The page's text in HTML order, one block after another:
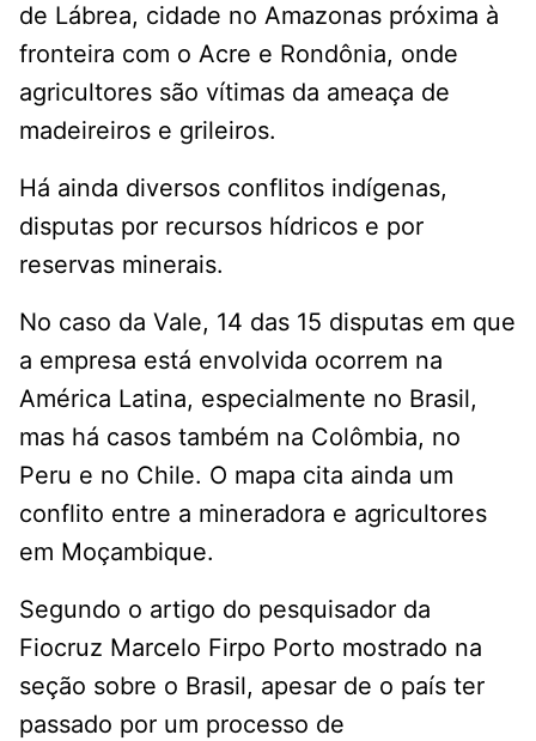
de Lábrea, cidade no Amazonas próxima à
fronteira com o Acre e Rondônia, onde
agricultores são vítimas da ameaça de
madeireiros e grileiros.
Há ainda diversos conflitos indígenas,
disputas por recursos hídricos e por
reservas minerais.
No caso da Vale, 14 das 15 disputas em que
a empresa está envolvida ocorrem na
América Latina, especialmente no Brasil,
mas há casos também na Colômbia, no
Peru e no Chile. O mapa cita ainda um
conflito entre a mineradora e agricultores
em Moçambique.
Segundo o artigo do pesquisador da
Fiocruz Marcelo Firpo Porto mostrado na
seção sobre o Brasil, apesar de o país ter
passado por um processo de